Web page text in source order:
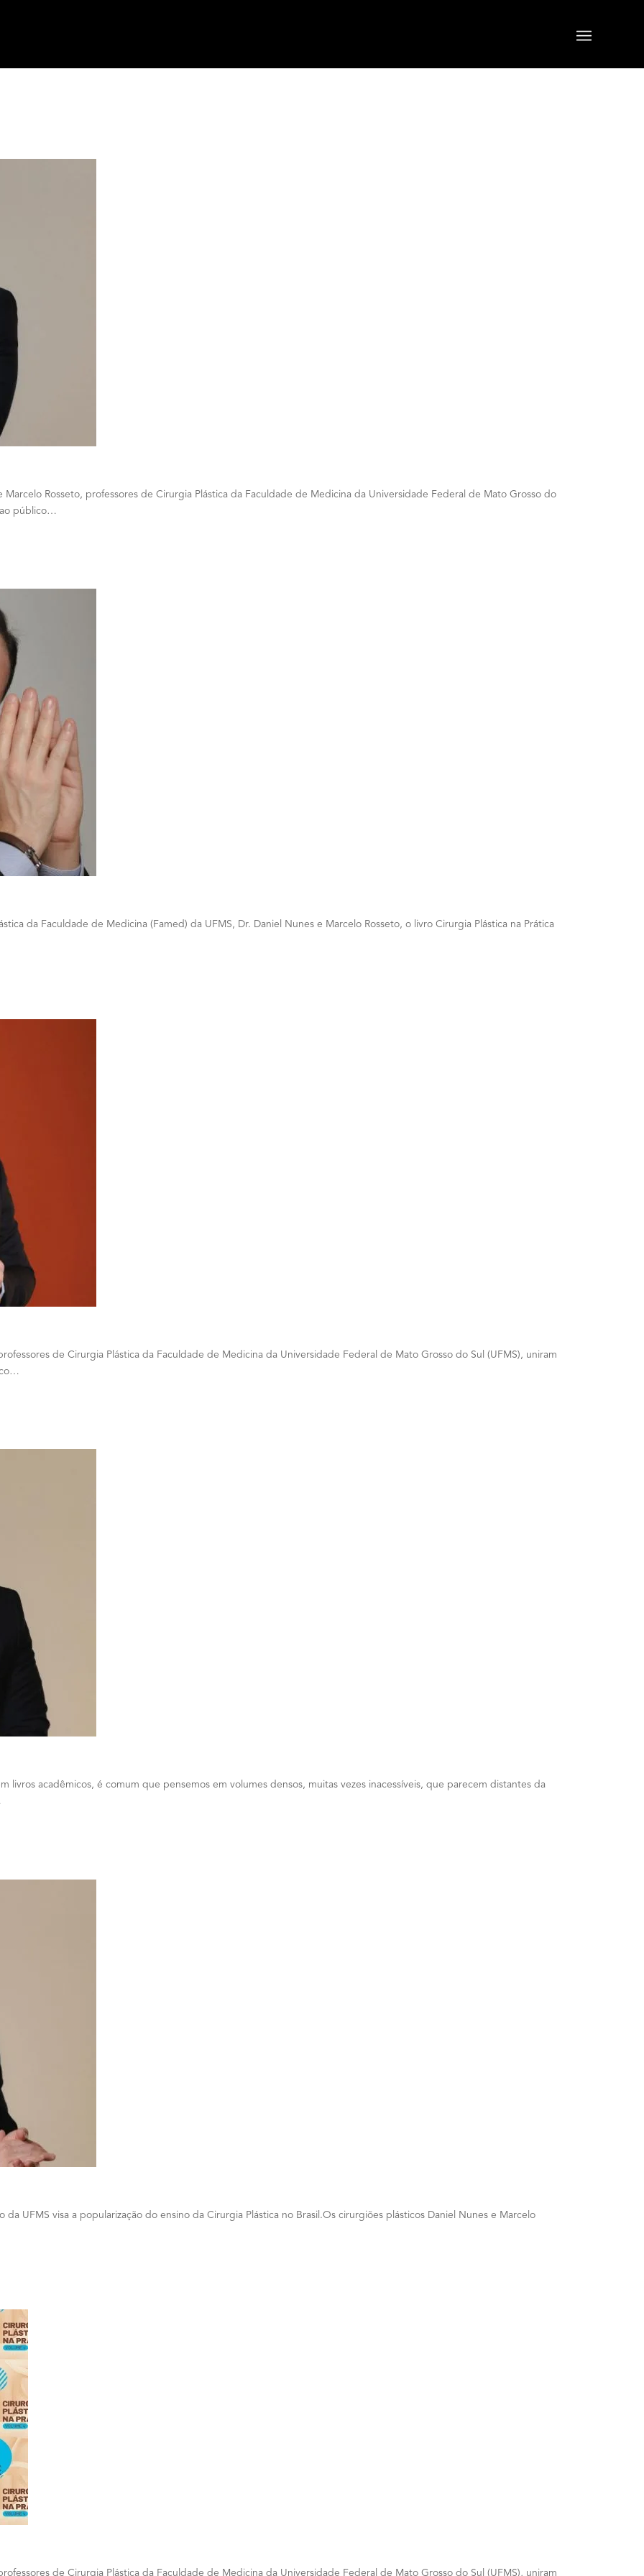
Rosseto, professores de Cirurgia Plástica da Faculdade de Medicina da Universidade Federal de Mato Grosso do
ao público…
da Faculdade de Medicina (Famed) da UFMS, Dr. Daniel Nunes e Marcelo Rosseto, o livro Cirurgia Plástica na Prática
de Cirurgia Plástica da Faculdade de Medicina da Universidade Federal de Mato Grosso do Sul (UFMS), uniram
livros acadêmicos, é comum que pensemos em volumes densos, muitas vezes inacessíveis, que parecem distantes da
UFMS visa a popularização do ensino da Cirurgia Plástica no Brasil.Os cirurgiões plásticos Daniel Nunes e Marcelo
de Cirurgia Plástica da Faculdade de Medicina da Universidade Federal de Mato Grosso do Sul (UFMS), uniram